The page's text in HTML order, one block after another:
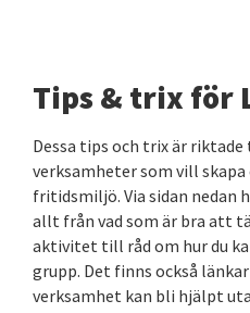
Tips & trix för
Dessa tips och trix är
verksamheter som vill skapa
fritidsmiljö. Via sidan
allt från vad som är bra att
aktivitet till råd om hur du
grupp. Det finns också
verksamhet kan bli hjälpt